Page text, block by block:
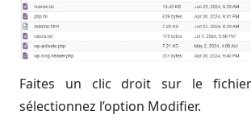
Faites un clic droit sur le
sélectionnez l’option Modifier.